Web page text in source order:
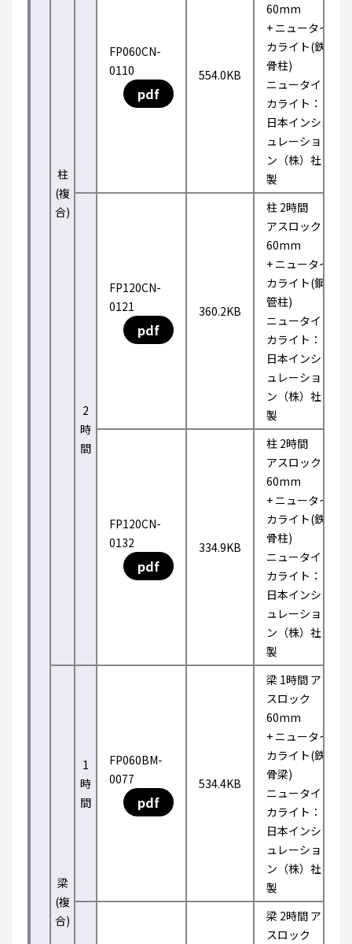
柱
(複
合)
FP060CN-
0110
pdf
554.0KB
60mm
+ ニュータイ
カライト(鉄
骨柱)
ニュータイ
カライト：
日本インシ
ュレーショ
ン（株）社
製
2
時
間
FP120CN-
0121
pdf
360.2KB
柱 2時間
アスロック
60mm
+ ニュータイ
カライト(鋼
管柱)
ニュータイ
カライト：
日本インシ
ュレーショ
ン（株）社
製
FP120CN-
0132
pdf
334.9KB
柱 2時間
アスロック
60mm
+ ニュータイ
カライト(鉄
骨柱)
ニュータイ
カライト：
日本インシ
ュレーショ
ン（株）社
製
梁
(複
合)
1
時
間
FP060BM-
0077
pdf
534.4KB
梁 1時間 ア
スロック
60mm
+ ニュータイ
カライト(鉄
骨梁)
ニュータイ
カライト：
日本インシ
ュレーショ
ン（株）社
製
梁 2時間 ア
スロック